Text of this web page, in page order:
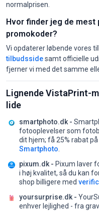
normalprisen.
Hvor finder jeg de mest
promokoder?
Vi opdaterer løbende vores
tilbudssidesamt officielle
fjerner vi med det samme
Lignende VistaPrint-
lide
smartphoto.dk -
fotooplevelser som
dit hjem; få 25% rabat på
Smartphoto
pixum.dk - Pixum laver
i høj kvalitet, så du kan
shop billigere med
yoursurprise.dk -
enhver lejlighed - fra